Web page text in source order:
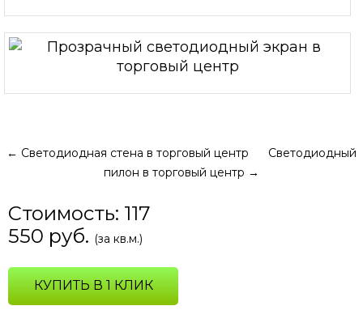
← Светодиодная стена в торговый центр
Светодиодный
пилон в торговый центр →
Стоимость: 117
550 руб. (за кв.м.)
КУПИТЬ В 1 КЛИК